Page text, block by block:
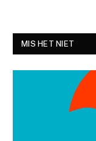
MIS HET NIET